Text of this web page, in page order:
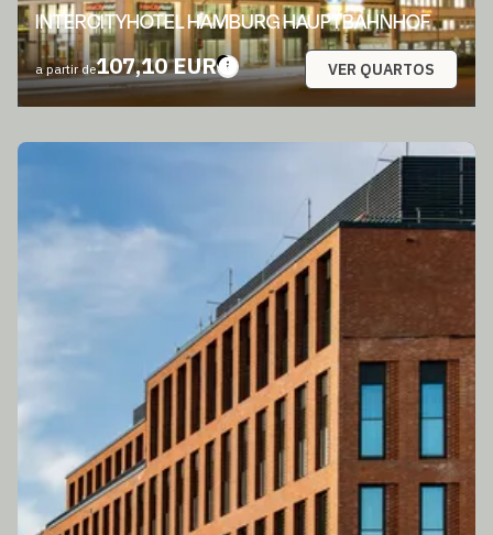
INTERCITYHOTEL HAMBURG HAUPTBAHNHOF
a partir de107,10 EUR VER QUARTOS